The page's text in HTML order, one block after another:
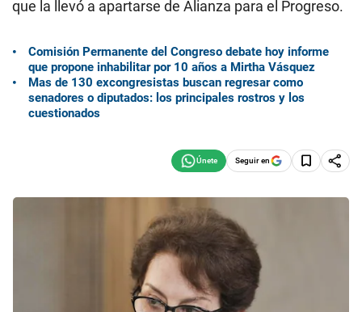
que la llevó a apartarse de Alianza para el Progreso.
Comisión Permanente del Congreso debate hoy informe
que propone inhabilitar por 10 años a Mirtha Vásquez
Mas de 130 excongresistas buscan regresar como
senadores o diputados: los principales rostros y los
cuestionados
Seguir en